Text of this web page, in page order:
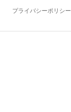
プライバシーポリシー